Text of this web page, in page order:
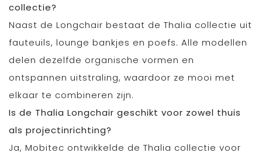
collectie?
Naast de Longchair bestaat de Thalia collectie uit
fauteuils, lounge bankjes en poefs. Alle modellen
delen dezelfde organische vormen en
ontspannen uitstraling, waardoor ze mooi met
elkaar te combineren zijn.
Is de Thalia Longchair geschikt voor zowel thuis
als projectinrichting?
Ja, Mobitec ontwikkelde de Thalia collectie voor